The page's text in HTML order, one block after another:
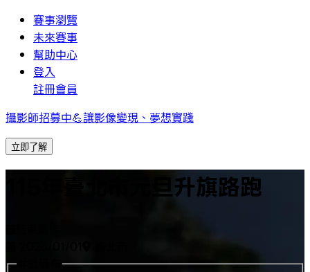
賽事瀏覽
未來賽事
幫助中心
登入
註冊會員
攝影師招募中💪讓影像變現、夢想實踐
立即了解
115年臺北市元旦升旗路跑